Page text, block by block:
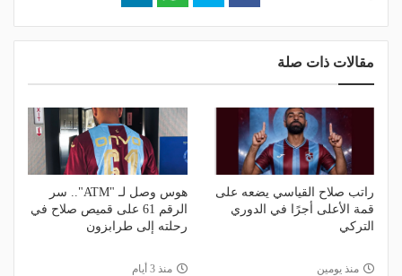
مقالات ذات صلة
راتب صلاح القياسي يضعه على
قمة الأعلى أجرًا في الدوري
التركي
منذ يومين
هوس وصل لـ "ATM".. سر
الرقم 61 على قميص صلاح في
رحلته إلى طرابزون
منذ 3 أيام